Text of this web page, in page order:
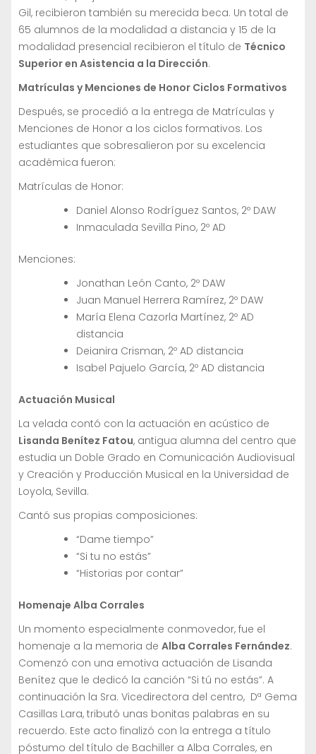
Gil, recibieron también su merecida beca. Un total de
65 alumnos de la modalidad a distancia y 15 de la
modalidad presencial recibieron el título de Técnico
Superior en Asistencia a la Dirección.
Matrículas y Menciones de Honor Ciclos Formativos
Después, se procedió a la entrega de Matrículas y
Menciones de Honor a los ciclos formativos. Los
estudiantes que sobresalieron por su excelencia
académica fueron:
Matrículas de Honor:
Daniel Alonso Rodríguez Santos, 2º DAW
Inmaculada Sevilla Pino, 2º AD
Menciones:
Jonathan León Canto, 2º DAW
Juan Manuel Herrera Ramírez, 2º DAW
María Elena Cazorla Martínez, 2º AD
distancia
Deianira Crisman, 2º AD distancia
Isabel Pajuelo García, 2º AD distancia
Actuación Musical
La velada contó con la actuación en acústico de
Lisanda Benítez Fatou, antigua alumna del centro que
estudia un Doble Grado en Comunicación Audiovisual
y Creación y Producción Musical en la Universidad de
Loyola, Sevilla.
Cantó sus propias composiciones:
“Dame tiempo”
“Si tu no estás”
“Historias por contar”
Homenaje Alba Corrales
Un momento especialmente conmovedor, fue el
homenaje a la memoria de Alba Corrales Fernández.
Comenzó con una emotiva actuación de Lisanda
Benítez que le dedicó la canción “Si tú no estás”. A
continuación la Sra. Vicedirectora del centro, Dª Gema
Casillas Lara, tributó unas bonitas palabras en su
recuerdo. Este acto finalizó con la entrega a título
póstumo del título de Bachiller a Alba Corrales, en